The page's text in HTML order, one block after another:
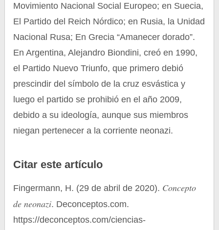
Movimiento Nacional Social Europeo; en Suecia,
El Partido del Reich Nórdico; en Rusia, la Unidad
Nacional Rusa; En Grecia “Amanecer dorado”.
En Argentina, Alejandro Biondini, creó en 1990,
el Partido Nuevo Triunfo, que primero debió
prescindir del símbolo de la cruz esvástica y
luego el partido se prohibió en el año 2009,
debido a su ideología, aunque sus miembros
niegan pertenecer a la corriente neonazi.
Citar este artículo
Fingermann, H. (29 de abril de 2020). Concepto
de neonazi. Deconceptos.com.
https://deconceptos.com/ciencias-